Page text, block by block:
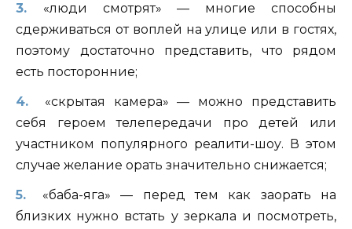
«люди смотрят» — многие способны
сдерживаться от воплей на улице или в гостях,
поэтому достаточно представить, что рядом
есть посторонние;
«скрытая камера» — можно представить
себя героем телепередачи про детей или
участником популярного реалити-шоу. В этом
случае желание орать значительно снижается;
«баба-яга» — перед тем как заорать на
близких нужно встать у зеркала и посмотреть,